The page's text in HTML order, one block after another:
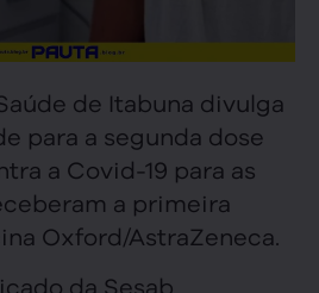
de Itabuna divulga
para a segunda dose
a Covid-19 para as
a primeira
Oxford/AstraZeneca.
da Sesab